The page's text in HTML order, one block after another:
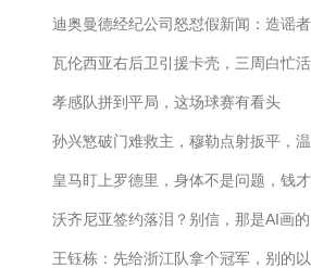
迪奥曼德经纪公司怒怼假新闻：造谣者，
瓦伦西亚右后卫引援卡壳，三周白忙活，转会
孝感队拼到平局，这场球赛有看头
孙兴慜破门难救主，穆勒点射扳平，温哥华白浪主场
皇马盯上罗德里，身体不是问题，钱
沃齐尼亚签约落泪？别信，那是AI画的，人
王钰栋：先给浙江队拿个冠军，别的